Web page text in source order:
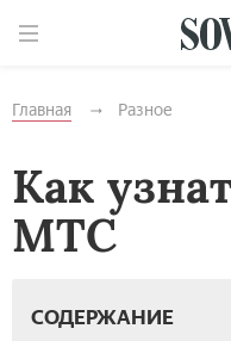
Главная Разное
Как
МТС
СОДЕРЖАНИЕ